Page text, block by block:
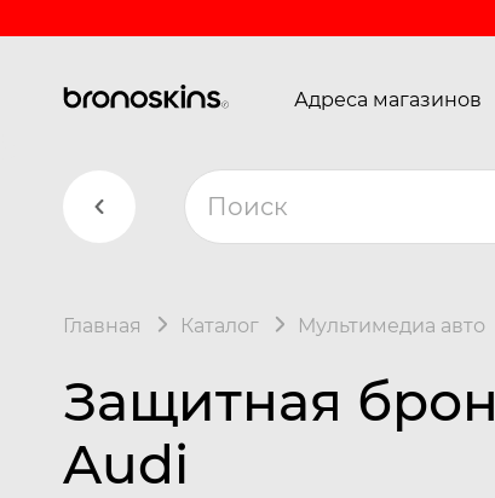
Адреса магазинов
Главная Каталог Мультимедиа авто
Защитная
Audi